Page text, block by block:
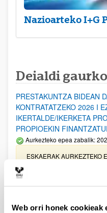
Web orri honek cookieak
Nazioarteko I+G
Deialdi
PRESTAKUNTZA BIDEAN
KONTRATATZEKO 2026 I
IKERTALDE/IKERKETA
PROPIOEKIN
Aurkezteko epea zabalik:
ESKAERAK AURKEZTEKO
UPV/EHUn Azpiegitura